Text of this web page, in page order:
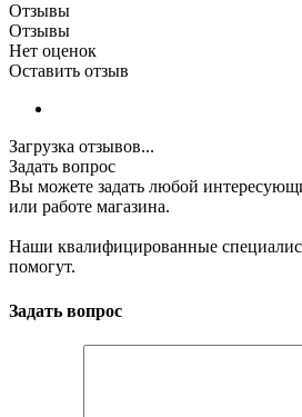
Отзывы
Отзывы
Нет оценок
Оставить отзыв
Загрузка отзывов...
Задать вопрос
Вы можете задать любой
или работе магазина.
Наши квалифицированные
помогут.
Задать вопрос